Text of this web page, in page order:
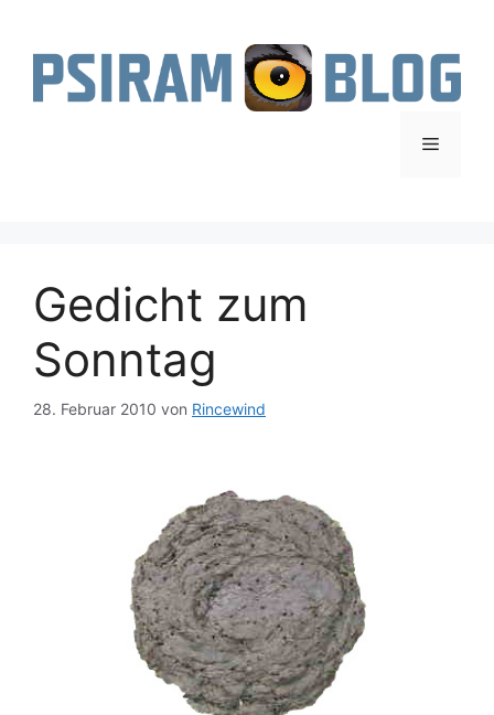
springen
Menü
Gedicht zum
Sonntag
28. Februar 2010 von Rincewind